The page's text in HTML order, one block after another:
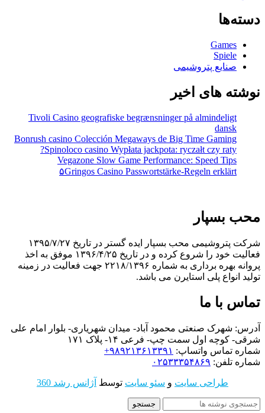
دسته‌ها
Games
Spiele
صنایع پتروشیمی
نوشته های اخیر
Tivoli Casino geografiske begrænsninger på almindeligt
dansk
Bonrush casino Colección Megaways de Big Time Gaming
Spinoloco casino Wypłata jackpota: ryczałt czy raty?
Vegazone Slow Game Performance: Speed Tips
۵Gringos Casino Passwortstärke-Regeln erklärt
محب بسپار
شرکت پتروشیمی محب بسپار ایده گستر در تاریخ ۱۳۹۵/۷/۲۷
فعالیت خود را شروع کرده و در تاریخ ۱۳۹۶/۴/۲۵ موفق به اخذ
پروانه بهره برداری به شماره ۲۲۱۸/۱۳۹۶ جهت فعالیت در زمینه
تولید انواع پلی استایرن می باشد.
تماس با ما
آدرس: شهرک صنعتی محمود آباد- میدان شهریاری- بلوار امام علی
شرقی- کوچه اول سمت چپ- فرعی ۱۴- پلاک ۱۷۱
شماره تماس واتساپ: ۹۸۹۲۱۳۶۱۳۳۹۱+
شماره تلفن: ۰۲۵۳۳۳۵۴۸۶۹
طراحی سایت و سئو سایت توسط آژانس رشد 360
جستجو